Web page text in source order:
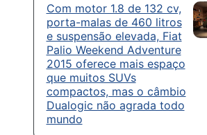
Com motor 1.8 de 132 cv,
porta-malas de 460 litros
e suspensão elevada, Fiat
Palio Weekend Adventure
2015 oferece mais espaço
que muitos SUVs
compactos, mas o câmbio
Dualogic não agrada todo
mundo